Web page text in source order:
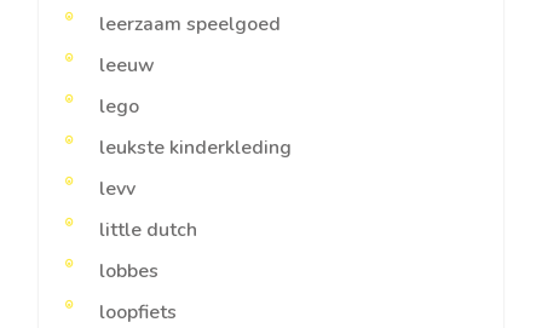
leerzaam speelgoed
leeuw
lego
leukste kinderkleding
levv
little dutch
lobbes
loopfiets